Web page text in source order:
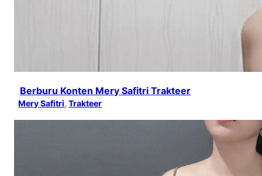
Berburu Konten Mery Safitri Trakteer
Mery Safitri, Trakteer